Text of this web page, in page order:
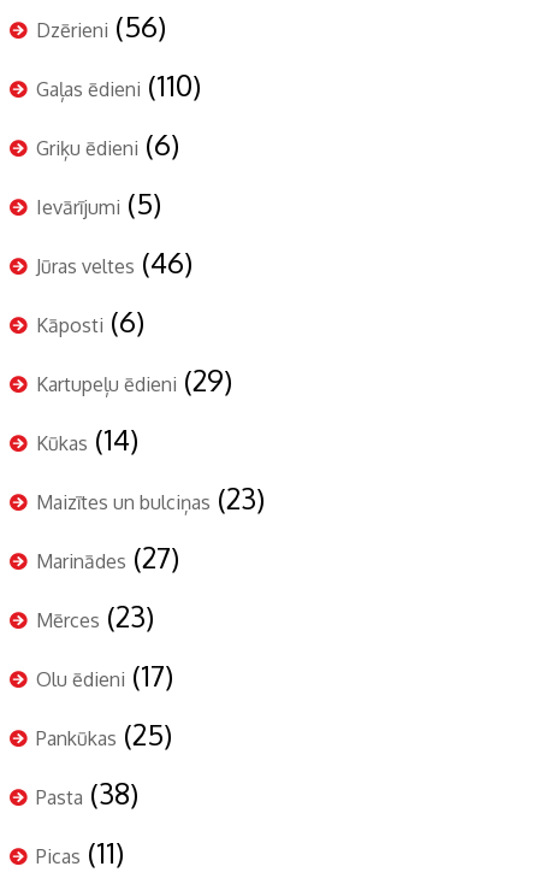
Dzērieni (56)
Gaļas ēdieni (110)
Griķu ēdieni (6)
Ievārījumi (5)
Jūras veltes (46)
Kāposti (6)
Kartupeļu ēdieni (29)
Kūkas (14)
Maizītes un bulciņas (23)
Marinādes (27)
Mērces (23)
Olu ēdieni (17)
Pankūkas (25)
Pasta (38)
Picas (11)